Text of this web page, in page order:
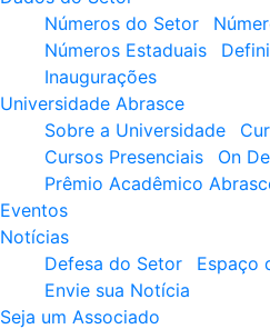
Números do Setor
Números Estaduais
Inaugurações
Universidade Abrasce
Sobre a Universidade
Cursos Presenciais
On
Prêmio Acadêmico
Eventos
Notícias
Defesa do Setor
Espaço
Envie sua Notícia
Seja um Associado